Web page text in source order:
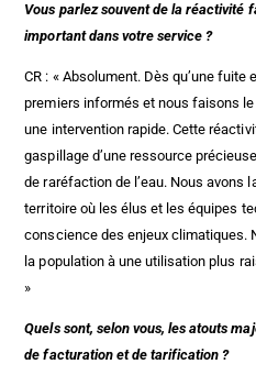
Vous parlez souvent de la réactivité
important dans votre service ?
CR : « Absolument. Dès qu’une
premiers informés et nous faisons
une intervention rapide. Cette
gaspillage d’une ressource
de raréfaction de l’eau. Nous avons
territoire où les élus et les équipes
conscience des enjeux climatiques.
la population à une utilisation plus
»
Quels sont, selon vous, les atouts
de facturation et de tarification ?